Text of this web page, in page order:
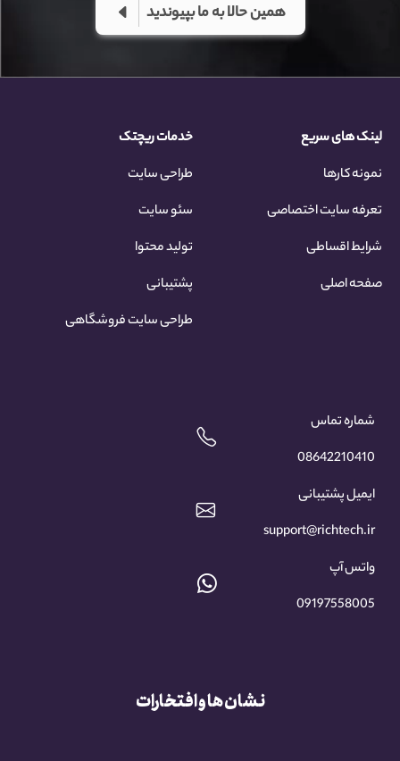
همین حالا به ما بپیوندید
لینک های سریع
نمونه کارها
تعرفه سایت اختصاصی
شرایط اقساطی
صفحه اصلی
خدمات ریچتک
طراحی سایت
سئو سایت
تولید محتوا
پشتیبانی
طراحی سایت فروشگاهی
شماره تماس
08642210410
ایمیل پشتیبانی
support@richtech.ir
واتس آپ
09197558005
نشان ها و افتخارات